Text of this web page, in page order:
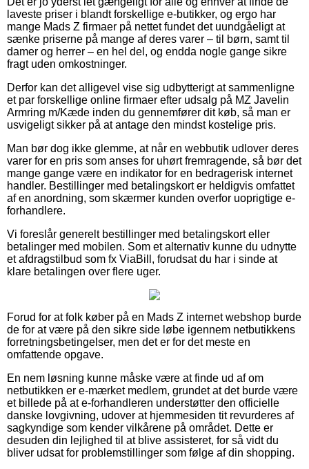
laveste priser i blandt forskellige e-butikker, og ergo har
mange Mads Z firmaer på nettet fundet det uundgåeligt at
sænke priserne på mange af deres varer – til børn, samt til
damer og herrer – en hel del, og endda nogle gange sikre
fragt uden omkostninger.
Derfor kan det alligevel vise sig udbytterigt at sammenligne
et par forskellige online firmaer efter udsalg på MZ Javelin
Armring m/Kæde inden du gennemfører dit køb, så man er
usvigeligt sikker på at antage den mindst kostelige pris.
Man bør dog ikke glemme, at når en webbutik udlover deres
varer for en pris som anses for uhørt fremragende, så bør det
mange gange være en indikator for en bedragerisk internet
handler. Bestillinger med betalingskort er heldigvis omfattet
af en anordning, som skærmer kunden overfor uoprigtige e-
forhandlere.
Vi foreslår generelt bestillinger med betalingskort eller
betalinger med mobilen. Som et alternativ kunne du udnytte
et afdragstilbud som fx ViaBill, forudsat du har i sinde at
klare betalingen over flere uger.
Forud for at folk køber på en Mads Z internet webshop burde
de for at være på den sikre side løbe igennem netbutikkens
forretningsbetingelser, men det er for det meste en
omfattende opgave.
En nem løsning kunne måske være at finde ud af om
netbutikken er e-mærket medlem, grundet at det burde være
et billede på at e-forhandleren understøtter den officielle
danske lovgivning, udover at hjemmesiden tit revurderes af
sagkyndige som kender vilkårene på området. Dette er
desuden din lejlighed til at blive assisteret, for så vidt du
bliver udsat for problemstillinger som følge af din shopping.